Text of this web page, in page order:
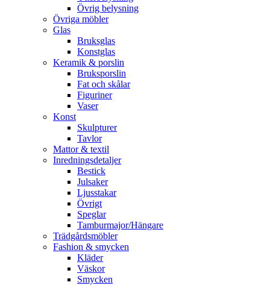
Övrig belysning
Övriga möbler
Glas
Bruksglas
Konstglas
Keramik & porslin
Bruksporslin
Fat och skålar
Figuriner
Vaser
Konst
Skulpturer
Tavlor
Mattor & textil
Inredningsdetaljer
Bestick
Julsaker
Ljusstakar
Övrigt
Speglar
Tamburmajor/Hängare
Trädgårdsmöbler
Fashion & smycken
Kläder
Väskor
Smycken